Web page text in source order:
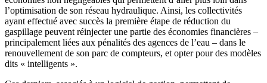
l’optimisation de son réseau hydraulique. Ainsi, les collectivités
ayant effectué avec succès la première étape de réduction du
gaspillage peuvent réinjecter une partie des économies financières –
principalement liées aux pénalités des agences de l’eau – dans le
renouvellement de son parc de compteurs, et opter pour des modèles
dits « intelligents ».